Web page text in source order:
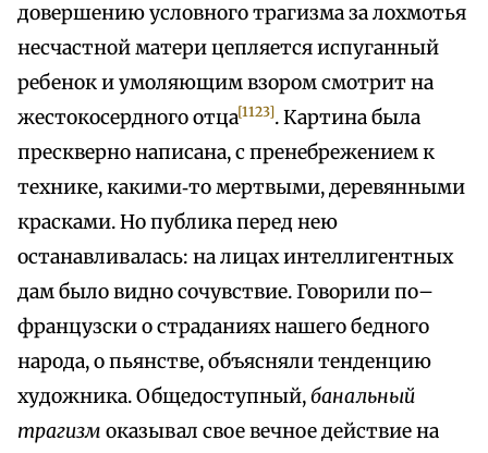
довершению условного трагизма за лохмотья
несчастной матери цепляется испуганный
ребенок и умоляющим взором смотрит на
жестокосердного отца[1123]. Картина была
прескверно написана, с пренебрежением к
технике, какими‑то мертвыми, деревянными
красками. Но публика перед нею
останавливалась: на лицах интеллигентных
дам было видно сочувствие. Говорили по–
французски о страданиях нашего бедного
народа, о пьянстве, объясняли тенденцию
художника. Общедоступный,банальный
трагизм оказывал свое вечное действие на